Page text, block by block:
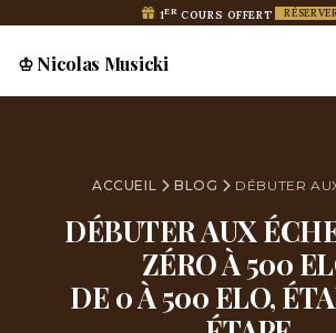
1ERCOURS OFFERT RÉSERVER
♔ Nicolas Musicki
ACCUEIL BLOG DÉBUTER
DÉBUTER AUX
ZÉRO À 500
DE 0 À 500 ELO,